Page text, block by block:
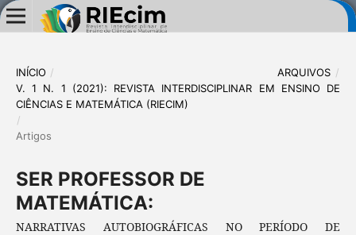
INÍCIO / ARQUIVOS /
V. 1 N. 1 (2021): REVISTA INTERDISCIPLINAR EM ENSINO DE
CIÊNCIAS E MATEMÁTICA (RIECIM)
/
Artigos
SER PROFESSOR DE
MATEMÁTICA:
NARRATIVAS AUTOBIOGRÁFICAS NO PERÍODO DE